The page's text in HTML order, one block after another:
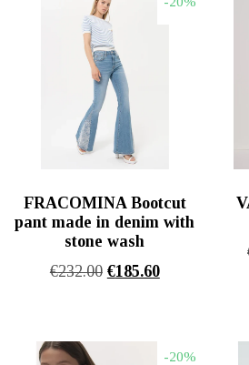
FRACOMINA Bootcut
pant made in denim with
stone wash
€232.00 Original
€232.00.
€185.60Η
-20%